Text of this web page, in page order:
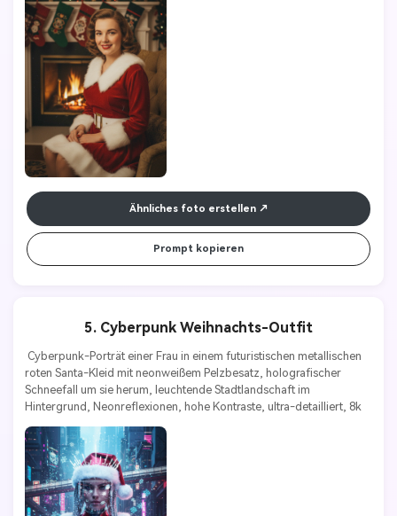
Ähnliches foto erstellen
Prompt kopieren
5. Cyberpunk Weihnachts-Outfit
Cyberpunk-Porträt einer Frau in einem futuristischen metallischen
roten Santa-Kleid mit neonweißem Pelzbesatz, holografischer
Schneefall um sie herum, leuchtende Stadtlandschaft im
Hintergrund, Neonreflexionen, hohe Kontraste, ultra-detailliert, 8k